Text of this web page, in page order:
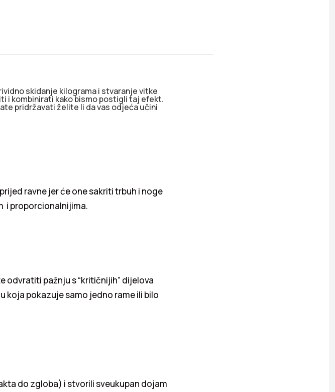
skidanje kilograma i stvaranje vitke
i kombinirati kako bismo postigli taj efekt.
pridržavati želite li da vas odjeća učini
ravne jer će one sakriti trbuh i noge
i proporcionalnijima.
odvratiti pažnju s “kritičnijih” dijelova
koja pokazuje samo jedno rame ili bilo
do zgloba) i stvorili sveukupan dojam